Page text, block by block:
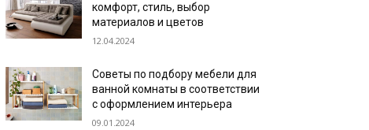
комфорт, стиль, выбор
материалов и цветов
12.04.2024
Советы по подбору мебели для
ванной комнаты в соответствии
с оформлением интерьера
09.01.2024